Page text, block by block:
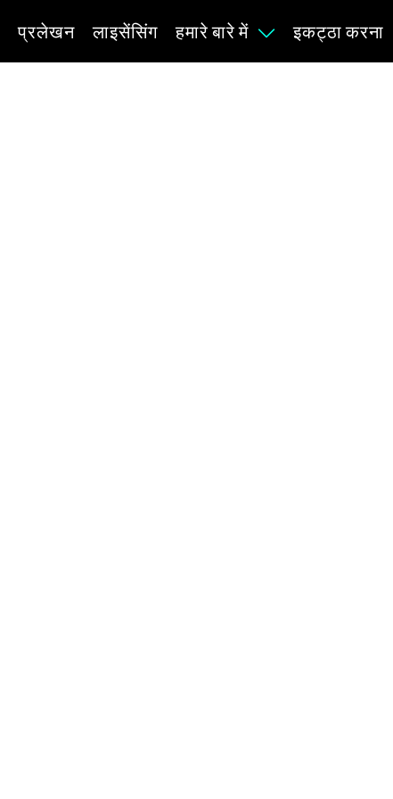
प्रलेखन लाइसेंसिंग हमारे बारे में इकट्ठा करना